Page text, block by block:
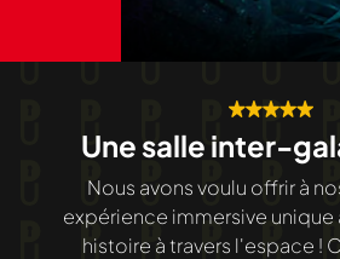
Une salle inter-
Nous avons voulu offrir à
expérience immersive unique
histoire à travers l'espace !